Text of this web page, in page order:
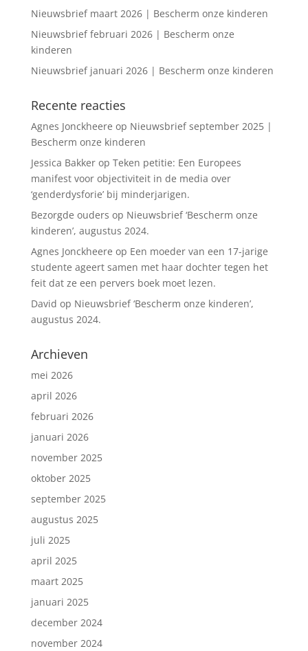
Nieuwsbrief maart 2026 | Bescherm onze kinderen
Nieuwsbrief februari 2026 | Bescherm onze
kinderen
Nieuwsbrief januari 2026 | Bescherm onze kinderen
Recente reacties
Agnes Jonckheere op Nieuwsbrief september 2025 |
Bescherm onze kinderen
Jessica Bakkerop Teken petitie: Een Europees
manifest voor objectiviteit in de media over
‘genderdysforie’ bij minderjarigen.
Bezorgde ouders op Nieuwsbrief ‘Bescherm onze
kinderen’, augustus 2024.
Agnes Jonckheere op Een moeder van een 17-jarige
studente ageert samen met haar dochter tegen het
feit dat ze een pervers boek moet lezen.
David op Nieuwsbrief ‘Bescherm onze kinderen’,
augustus 2024.
Archieven
mei 2026
april 2026
februari 2026
januari 2026
november 2025
oktober 2025
september 2025
augustus 2025
juli 2025
april 2025
maart 2025
januari 2025
december 2024
november 2024